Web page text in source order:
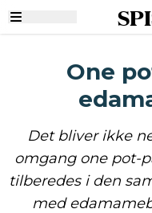
One
Det bliver ikke
omgang one pot-
tilberedes i den
med